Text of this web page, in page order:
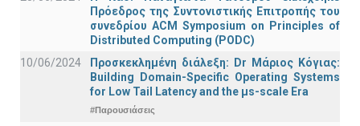
Πρόεδρος της Συντονιστικής Επιτροπής του
συνεδρίου ACM Symposium on Principles of
Distributed Computing (PODC)
10/06/2024
Προσκεκλημένη διάλεξη: Dr Μάριος Κόγιας:
Building Domain-Specific Operating Systems
for Low Tail Latency and the μs-scale Era
#Παρουσιάσεις